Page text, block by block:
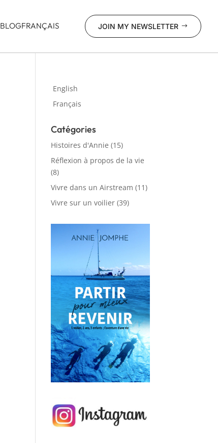
BLOGFRANÇAIS JOIN MY NEWSLETTER $
English
Français
Catégories
Histoires d'Annie (15)
Réflexion à propos de la vie
(8)
Vivre dans un Airstream (11)
Vivre sur un voilier (39)